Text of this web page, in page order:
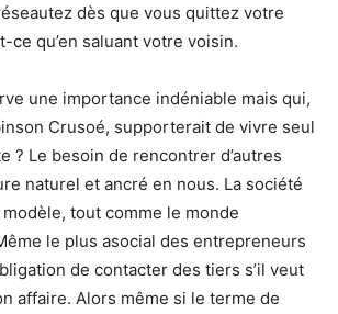
dès que vous quittez votre
ce qu’en saluant votre voisin.
une importance indéniable mais qui,
Crusoé, supporterait de vivre seul
? Le besoin de rencontrer d’autres
naturel et ancré en nous. La société
tout comme le monde
le plus asocial des entrepreneurs
de contacter des tiers s’il veut
affaire. Alors même si le terme de